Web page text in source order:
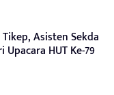
Asisten Sekda
HUT Ke-79